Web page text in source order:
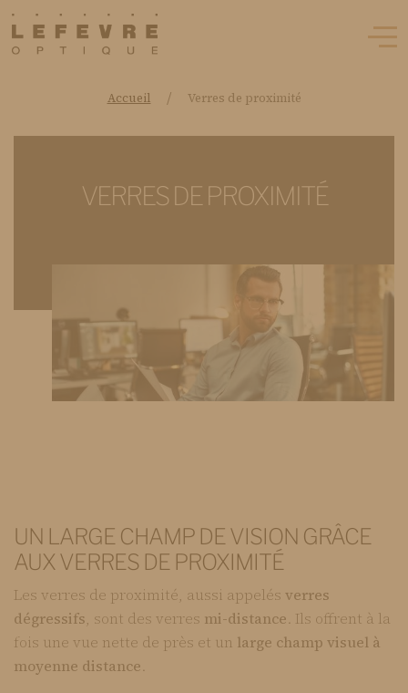
Accueil / Verres de proximité
VERRES DE PROXIMITÉ
UN LARGE CHAMP DE VISION GRÂCE
AUX VERRES DE PROXIMITÉ
Les verres de proximité, aussi appelés verres
dégressifs, sont des verres mi-distance. Ils offrent à la
fois une vue nette de près et un large champ visuel à
moyenne distance.